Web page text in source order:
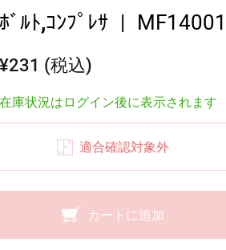
ﾎﾞﾙﾄ,ｺﾝﾌﾟﾚｻ |
¥231 (税込)
在庫状況はログイン後に表示されます
適合確認対象外
カートに追加